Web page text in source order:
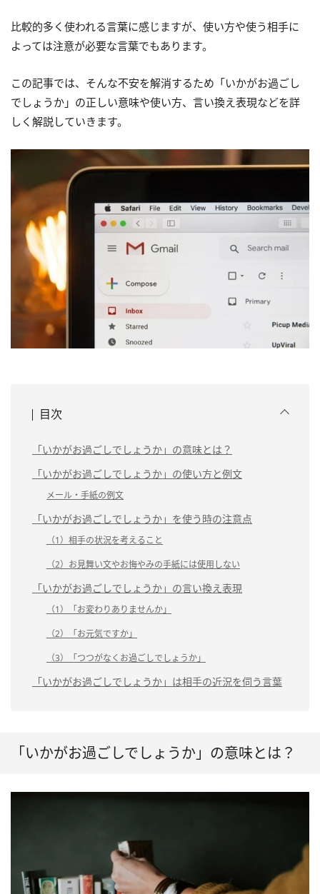
比較的多く使われる言葉に感じますが、使い方や使う相手に
よっては注意が必要な言葉でもあります。
この記事では、そんな不安を解消するため「いかがお過ごし
でしょうか」の正しい意味や使い方、言い換え表現などを詳
しく解説していきます。
目次
「いかがお過ごしでしょうか」の意味とは？
「いかがお過ごしでしょうか」の使い方と例文
メール・手紙の例文
「いかがお過ごしでしょうか」を使う時の注意点
（1）相手の状況を考えること
（2）お見舞い文やお悔やみの手紙には使用しない
「いかがお過ごしでしょうか」の言い換え表現
（1）「お変わりありませんか」
（2）「お元気ですか」
（3）「つつがなくお過ごしでしょうか」
「いかがお過ごしでしょうか」は相手の近況を伺う言葉
「いかがお過ごしでしょうか」の意味とは？